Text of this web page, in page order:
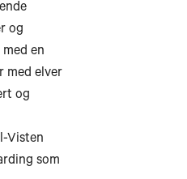
og
en
med elver
og
Visten
som
Tromsø